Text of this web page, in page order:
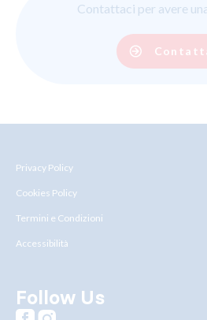
Contattaci per avere
Privacy Policy
Cookies Policy
Termini e Condizioni
Accessibilità
Follow Us